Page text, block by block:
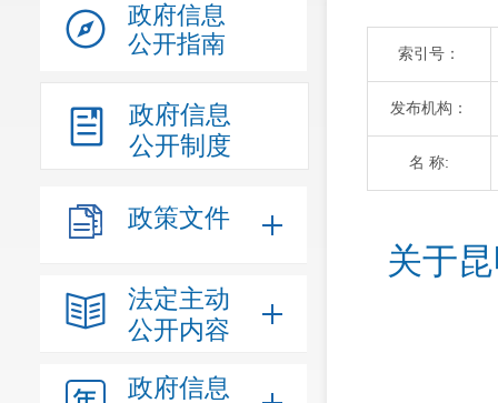
政府信息
公开指南
政府信息
公开制度
政策文件
法定主动
公开内容
政府信息
索引号：
发布机构：
名 称:
关于